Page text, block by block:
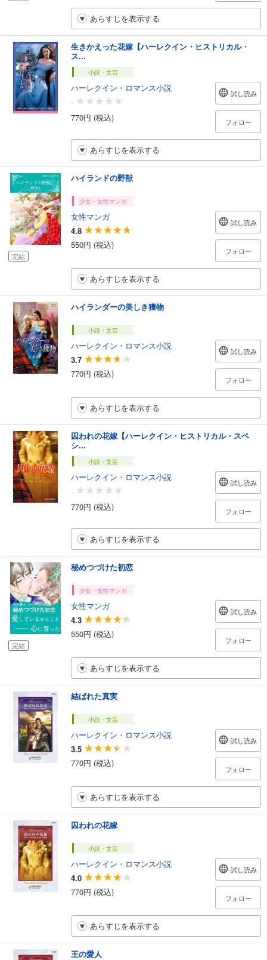
あらすじを表示する
生きかえった花嫁【ハーレクイン・ヒストリカル・
ス...
小説・文芸
ハーレクイン・ロマンス小説
-
770円 (税込)
試し読み
フォロー
あらすじを表示する
完結
ハイランドの野獣
少女・女性マンガ
女性マンガ
4.8
550円 (税込)
試し読み
フォロー
あらすじを表示する
ハイランダーの美しき獲物
小説・文芸
ハーレクイン・ロマンス小説
3.7
770円 (税込)
試し読み
フォロー
あらすじを表示する
囚われの花嫁【ハーレクイン・ヒストリカル・スペ
シ...
小説・文芸
ハーレクイン・ロマンス小説
-
770円 (税込)
試し読み
フォロー
あらすじを表示する
完結
秘めつづけた初恋
少女・女性マンガ
女性マンガ
4.3
550円 (税込)
試し読み
フォロー
あらすじを表示する
結ばれた真実
小説・文芸
ハーレクイン・ロマンス小説
3.5
770円 (税込)
試し読み
フォロー
あらすじを表示する
囚われの花嫁
小説・文芸
ハーレクイン・ロマンス小説
4.0
770円 (税込)
試し読み
フォロー
あらすじを表示する
王の愛人